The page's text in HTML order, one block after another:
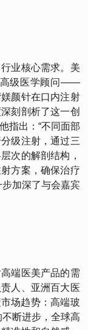
业核心需求。美
高级医学顾问——
颜针在口内注射
刻剖析了这一创
指出：“不同面部
级注射，通过三
次的解剖结构，
方案，确保治疗
加深了与会嘉宾
端医美产品的需
人、亚洲百大医
场趋势：高端玻
断进步，全球高